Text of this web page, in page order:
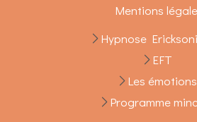
Mentions
Hypnose
EFT
Les émotions
Programme